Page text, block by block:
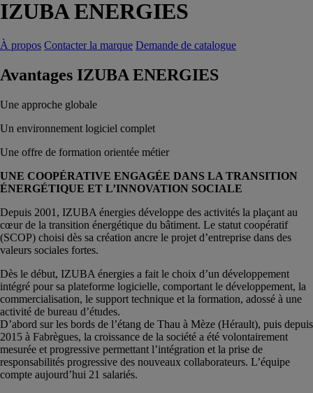
IZUBA ENERGIES
À propos Contacter la marque Demande de catalogue
Avantages IZUBA ENERGIES
Une approche globale
Un environnement logiciel complet
Une offre de formation orientée métier
UNE COOPÉRATIVE ENGAGÉE DANS LA TRANSITION
ÉNERGÉTIQUE ET L’INNOVATION SOCIALE
Depuis 2001, IZUBA énergies développe des activités la plaçant au
cœur de la transition énergétique du bâtiment. Le statut coopératif
(SCOP) choisi dès sa création ancre le projet d’entreprise dans des
valeurs sociales fortes.
Dès le début, IZUBA énergies a fait le choix d’un développement
intégré pour sa plateforme logicielle, comportant le développement, la
commercialisation, le support technique et la formation, adossé à une
activité de bureau d’études.
D’abord sur les bords de l’étang de Thau à Mèze (Hérault), puis depuis
2015 à Fabrègues, la croissance de la société a été volontairement
mesurée et progressive permettant l’intégration et la prise de
responsabilités progressive des nouveaux collaborateurs. L’équipe
compte aujourd’hui 21 salariés.